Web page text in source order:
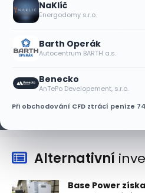
NaKlíč
Energodomy s.r.o.
Barth Operák
Autocentrum BARTH a.s.
Benecko
AnTePo Developement, s.r.o.
Při obchodování CFD ztrácí peníze
Tesla míří na
samořiditelných
7 SRPNA, 2026
Alternativní
Base Power